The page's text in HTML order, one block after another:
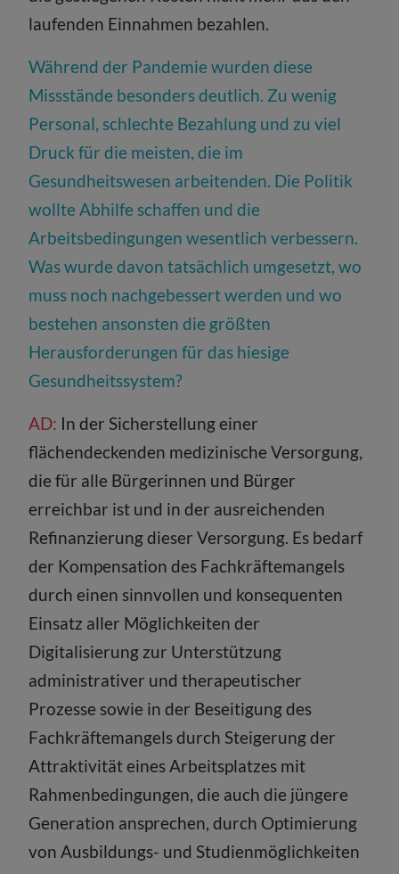
laufenden Einnahmen bezahlen.
Während der Pandemie wurden diese
Missstände besonders deutlich. Zu wenig
Personal, schlechte Bezahlung und zu viel
Druck für die meisten, die im
Gesundheitswesen arbeitenden. Die Politik
wollte Abhilfe schaffen und die
Arbeitsbedingungen wesentlich verbessern.
Was wurde davon tatsächlich umgesetzt, wo
muss noch nachgebessert werden und wo
bestehen ansonsten die größten
Herausforderungen für das hiesige
Gesundheitssystem?
AD: In der Sicherstellung einer
flächendeckenden medizinische Versorgung,
die für alle Bürgerinnen und Bürger
erreichbar ist und in der ausreichenden
Refinanzierung dieser Versorgung. Es bedarf
der Kompensation des Fachkräftemangels
durch einen sinnvollen und konsequenten
Einsatz aller Möglichkeiten der
Digitalisierung zur Unterstützung
administrativer und therapeutischer
Prozesse sowie in der Beseitigung des
Fachkräftemangels durch Steigerung der
Attraktivität eines Arbeitsplatzes mit
Rahmenbedingungen, die auch die jüngere
Generation ansprechen, durch Optimierung
von Ausbildungs- und Studienmöglichkeiten